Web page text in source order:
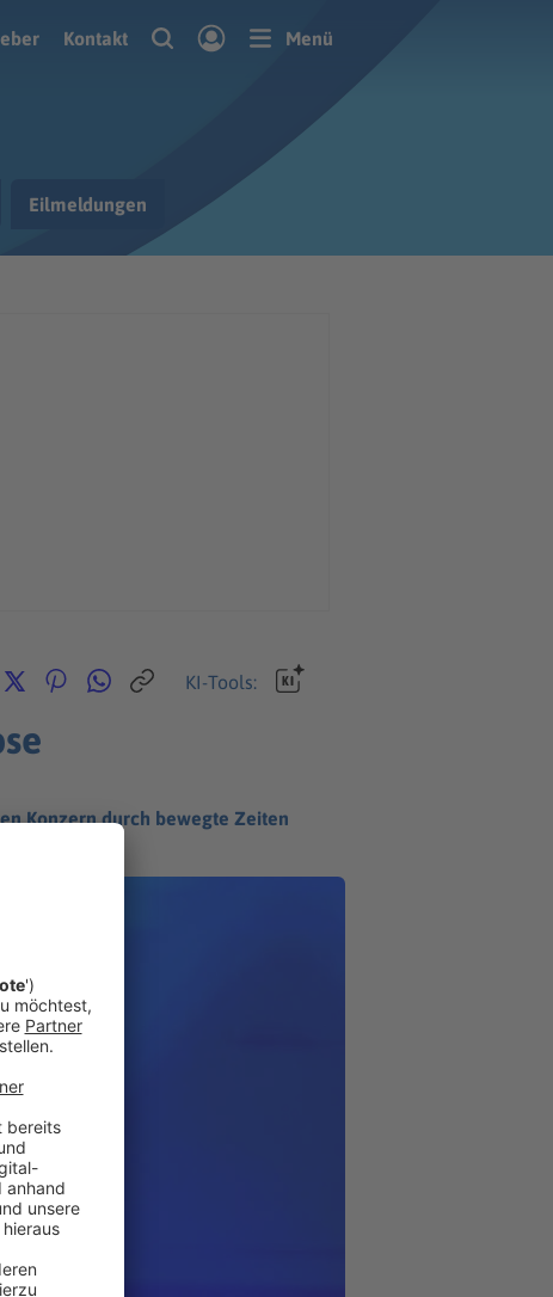
Kontakt Menü
Eilmeldungen
KI-Tools:
Konzern durch bewegte Zeiten